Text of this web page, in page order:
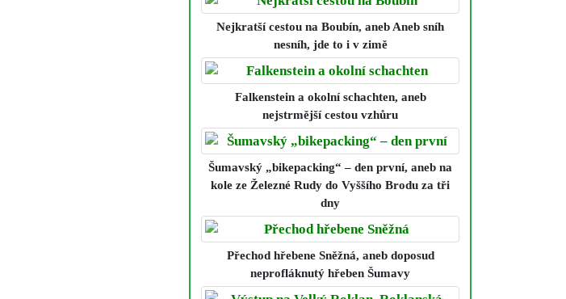
Nejkratší cestou na Boubín, aneb Aneb sníh
nesníh, jde to i v zimě
Falkenstein a okolní schachten, aneb
nejstrmější cestou vzhůru
Šumavský „bikepacking“ – den první, aneb na
kole ze Železné Rudy do Vyššího Brodu za tři
dny
Přechod hřebene Sněžná, aneb doposud
neprofláknutý hřeben Šumavy